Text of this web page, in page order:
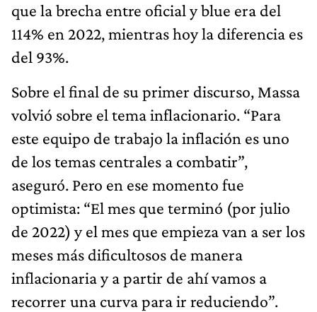
que la brecha entre oficial y blue era del
114% en 2022, mientras hoy la diferencia es
del 93%.
Sobre el final de su primer discurso, Massa
volvió sobre el tema inflacionario. “Para
este equipo de trabajo la inflación es uno
de los temas centrales a combatir”,
aseguró. Pero en ese momento fue
optimista: “El mes que terminó (por julio
de 2022) y el mes que empieza van a ser los
meses más dificultosos de manera
inflacionaria y a partir de ahí vamos a
recorrer una curva para ir reduciendo”.